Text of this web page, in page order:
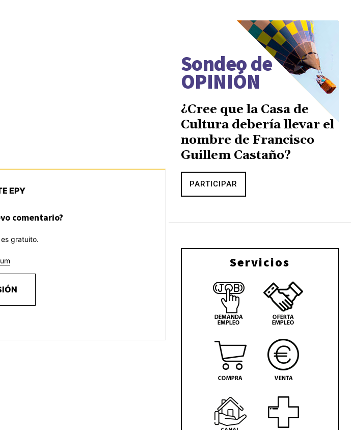
EPY
comentario?
es gratuito.
Sondeo de
OPINIÓN
¿Cree que la Casa de
Cultura debería llevar el
nombre de Francisco
Guillem Castaño?
PARTICIPAR
Servicios